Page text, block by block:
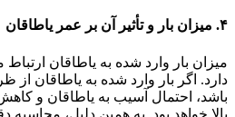
۴. میزان بار و تأثیر آن بر عمر یاطاقان
میزان بار وارد شده به یاطاقان
دارد. اگر بار وارد شده به یاطاقان از
باشد، احتمال آسیب به یاطاقان و
بالا خواهد بود. به همین دلیل، محاسبه